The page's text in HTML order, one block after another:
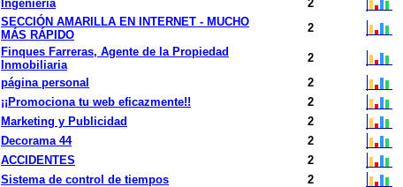
Ingeniería 2
SECCIÓN AMARILLA EN INTERNET - MUCHO
MÁS RÁPIDO
2
Finques Farreras, Agente de la Propiedad
Inmobiliaria
2
página personal 2
¡¡Promociona tu web eficazmente!! 2
Marketing y Publicidad 2
Decorama 44 2
ACCIDENTES 2
Sistema de control de tiempos 2